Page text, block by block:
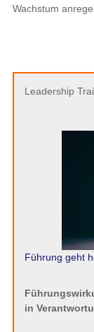
Wachstum
Leadership
Führung geht
in